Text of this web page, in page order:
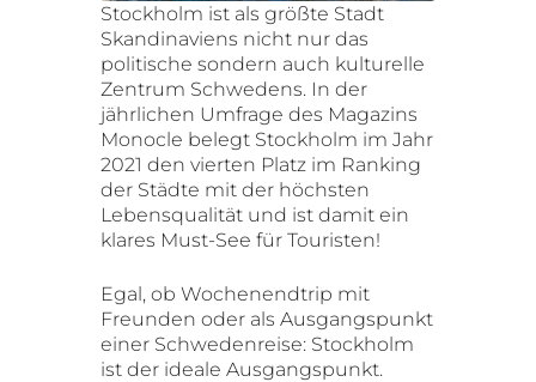
Stockholm ist als größte Stadt
Skandinaviens nicht nur das
politische sondern auch kulturelle
Zentrum Schwedens. In der
jährlichen Umfrage des Magazins
Monocle belegt Stockholm im Jahr
2021 den vierten Platz im Ranking
der Städte mit der höchsten
Lebensqualität und ist damit ein
klares Must-See für Touristen!
Egal, ob Wochenendtrip mit
Freunden oder als Ausgangspunkt
einer Schwedenreise: Stockholm
ist der ideale Ausgangspunkt.